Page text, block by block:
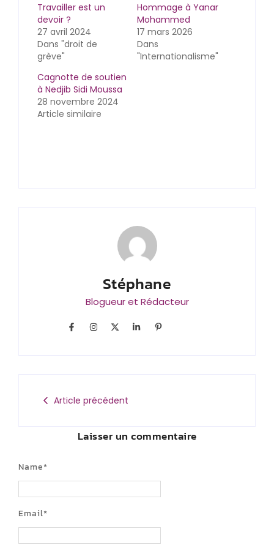
Travailler est un
devoir ?
27 avril 2024
Dans "droit de
grève"
Hommage à Yanar
Mohammed
17 mars 2026
Dans
"Internationalisme"
Cagnotte de soutien
à Nedjib Sidi Moussa
28 novembre 2024
Article similaire
Stéphane
Blogueur et Rédacteur
Article précédent
Laisser un commentaire
Name*
Email*